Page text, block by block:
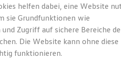
Leasing
Leasing
Anzahlung
Der
helfen dabei, eine Website
sie Grundfunktionen wie
Zugriff auf sichere Bereiche
Die Website kann ohne diese
funktionieren.